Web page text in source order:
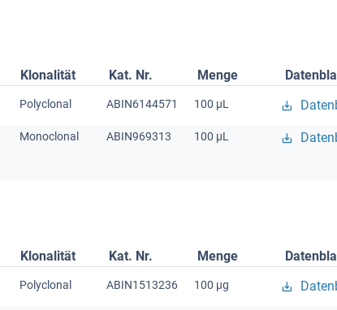
Klonalität Kat. Nr. Menge
Polyclonal ABIN6144571 100 μL
Monoclonal ABIN969313 100 μL
Klonalität Kat. Nr. Menge
Polyclonal ABIN1513236 100 μg